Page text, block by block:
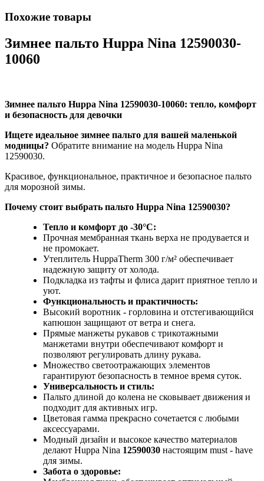
Похожие товары
Зимнее пальто Huppa Nina 12590030-
10060
Зимнее пальто Huppa Nina 12590030-10060: тепло, комфорт
и безопасность для девочки
Ищете идеальное зимнее пальто для вашей маленькой
модницы? Обратите внимание на модель Huppa Nina
12590030.
Красивое, функциональное, практичное и безопасное пальто
для морозной зимы.
Почему стоит выбрать пальто Huppa Nina 12590030?
Тепло и комфорт до -30°C:
Прочная мембранная ткань верха не продувается и
не промокает.
Утеплитель HuppaTherm 300 г/м² обеспечивает
надежную защиту от холода.
Подкладка из тафты и флиса дарит приятное тепло и
уют.
Функциональность и практичность:
Высокий воротник - горловина и отстегивающийся
капюшон защищают от ветра и снега.
Прямые манжеты рукавов с трикотажными
манжетами внутри обеспечивают комфорт и
позволяют регулировать длину рукава.
Множество светоотражающих элементов
гарантируют безопасность в темное время суток.
Универсальность и стиль:
Пальто длиной до колена не сковывает движения и
подходит для активных игр.
Цветовая гамма прекрасно сочетается с любыми
аксессуарами.
Модный дизайн и высокое качество материалов
делают Huppa Nina 12590030 настоящим must - have
для зимы.
Забота о здоровье: